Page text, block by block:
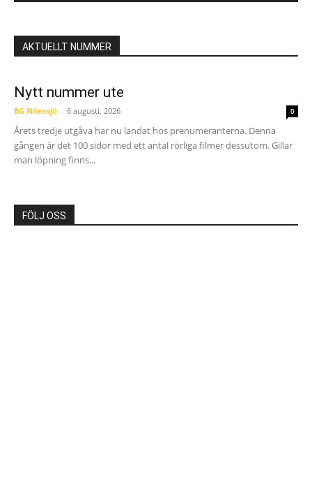
AKTUELLT NUMMER
Nytt nummer ute
BG Nilensjö - 6 augusti, 2026 0
Årets tredje utgåva har nu landat hos prenumeranterna. Denna
gången är det 100 sidor med ett antal rörliga filmer dessutom. Gillar
man löpning finns...
FÖLJ OSS